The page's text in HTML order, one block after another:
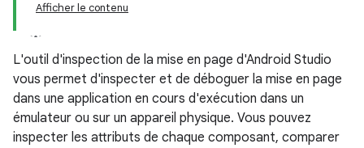
Afficher le contenu
L'outil d'inspection de la mise en page d'Android Studio
vous permet d'inspecter et de déboguer la mise en page
dans une application en cours d'exécution dans un
émulateur ou sur un appareil physique. Vous pouvez
inspecter les attributs de chaque composant, comparer